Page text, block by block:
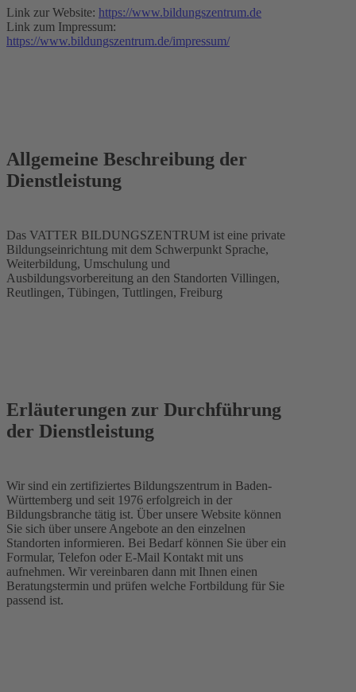
Link zur Website: https://www.bildungszentrum.de
Link zum Impressum:
https://www.bildungszentrum.de/impressum/
Allgemeine Beschreibung der
Dienstleistung
Das VATTER BILDUNGSZENTRUM ist eine private
Bildungseinrichtung mit dem Schwerpunkt Sprache,
Weiterbildung, Umschulung und
Ausbildungsvorbereitung an den Standorten Villingen,
Reutlingen, Tübingen, Tuttlingen, Freiburg
Erläuterungen zur Durchführung
der Dienstleistung
Wir sind ein zertifiziertes Bildungszentrum in Baden-
Württemberg und seit 1976 erfolgreich in der
Bildungsbranche tätig ist. Über unsere Website können
Sie sich über unsere Angebote an den einzelnen
Standorten informieren. Bei Bedarf können Sie über ein
Formular, Telefon oder E-Mail Kontakt mit uns
aufnehmen. Wir vereinbaren dann mit Ihnen einen
Beratungstermin und prüfen welche Fortbildung für Sie
passend ist.